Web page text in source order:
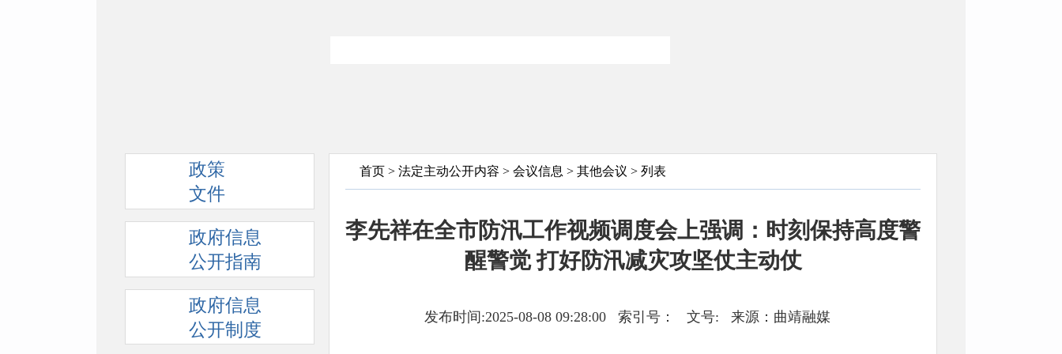
政策
文件
政府信息
公开指南
政府信息
公开制度
首页 > 法定主动公开内容 > 会议信息 > 其他会议 > 列表
李先祥在全市防汛工作视频调度会上强调：时刻保持高度警
醒警觉 打好防汛减灾攻坚仗主动仗
发布时间:2025-08-08 09:28:00 索引号： 文号: 来源：曲靖融媒